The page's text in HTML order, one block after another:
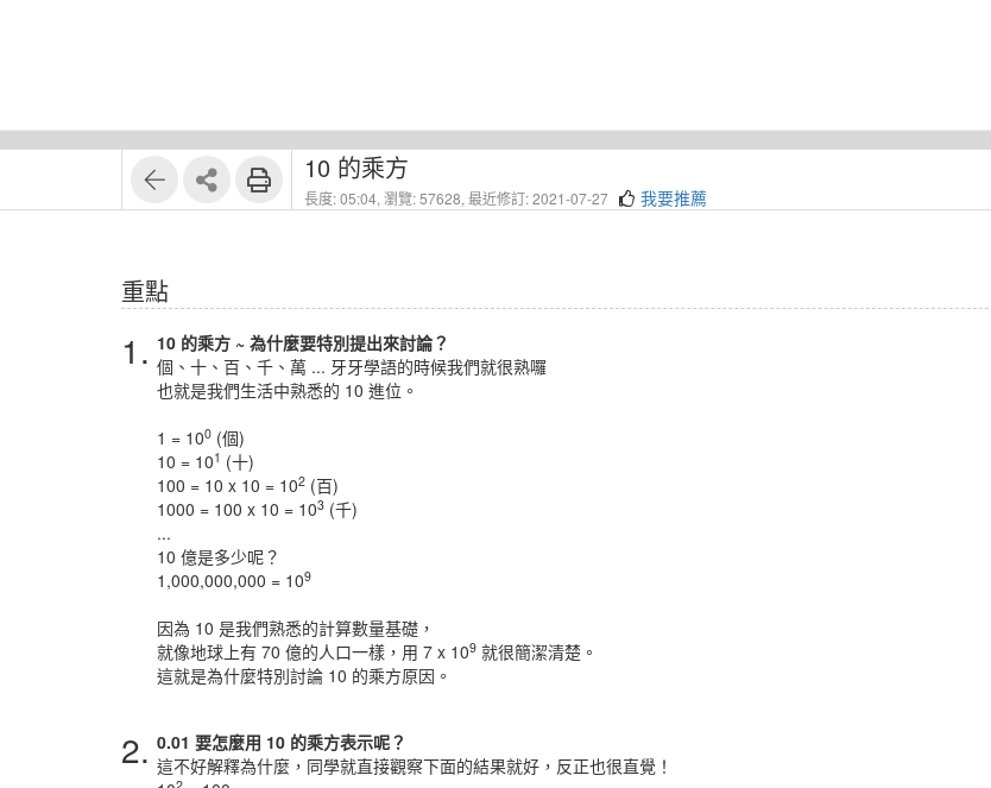
10 的乘方
長度: 05:04, 瀏覽: 57628, 最近修訂: 2021-07-27 我要推薦
重點
1. 10 的乘方 ~ 為什麼要特別提出來討論？
個、十、百、千、萬 ... 牙牙學語的時候我們就很熟囉
也就是我們生活中熟悉的 10 進位。
1 = 100 (個)
10 = 101 (十)
100 = 10 x 10 = 102 (百)
1000 = 100 x 10 = 103 (千)
...
10 億是多少呢？
1,000,000,000 = 109
因為 10 是我們熟悉的計算數量基礎，
就像地球上有 70 億的人口一樣，用 7 x 109 就很簡潔清楚。
這就是為什麼特別討論 10 的乘方原因。
2. 0.01 要怎麼用 10 的乘方表示呢？
這不好解釋為什麼，同學就直接觀察下面的結果就好，反正也很直覺！